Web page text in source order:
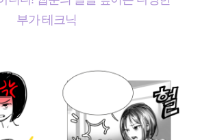
부가 테크닉